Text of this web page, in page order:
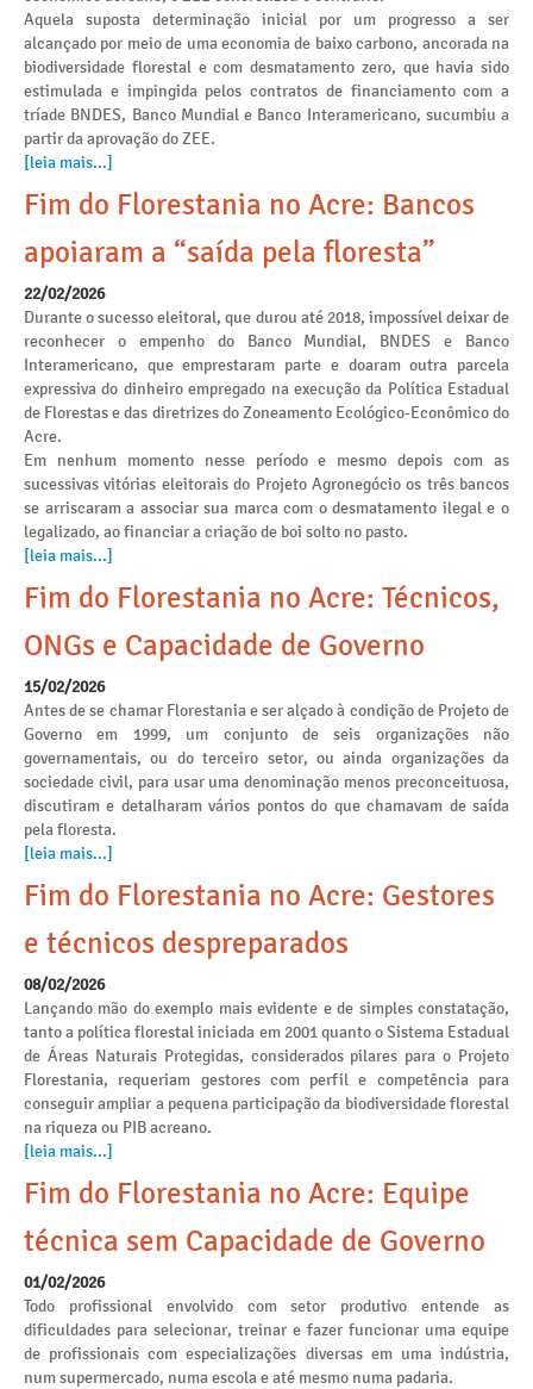
Aquela suposta determinação inicial por um progresso a ser
alcançado por meio de uma economia de baixo carbono, ancorada na
biodiversidade florestal e com desmatamento zero, que havia sido
estimulada e impingida pelos contratos de financiamento com a
tríade BNDES, Banco Mundial e Banco Interamericano, sucumbiu a
partir da aprovação do ZEE.
[leia mais...]
Fim do Florestania no Acre: Bancos
apoiaram a “saída pela floresta”
22/02/2026
Durante o sucesso eleitoral, que durou até 2018, impossível deixar de
reconhecer o empenho do Banco Mundial, BNDES e Banco
Interamericano, que emprestaram parte e doaram outra parcela
expressiva do dinheiro empregado na execução da Política Estadual
de Florestas e das diretrizes do Zoneamento Ecológico-Econômico do
Acre.
Em nenhum momento nesse período e mesmo depois com as
sucessivas vitórias eleitorais do Projeto Agronegócio os três bancos
se arriscaram a associar sua marca com o desmatamento ilegal e o
legalizado, ao financiar a criação de boi solto no pasto.
[leia mais...]
Fim do Florestania no Acre: Técnicos,
ONGs e Capacidade de Governo
15/02/2026
Antes de se chamar Florestania e ser alçado à condição de Projeto de
Governo em 1999, um conjunto de seis organizações não
governamentais, ou do terceiro setor, ou ainda organizações da
sociedade civil, para usar uma denominação menos preconceituosa,
discutiram e detalharam vários pontos do que chamavam de saída
pela floresta.
[leia mais...]
Fim do Florestania no Acre: Gestores
e técnicos despreparados
08/02/2026
Lançando mão do exemplo mais evidente e de simples constatação,
tanto a política florestal iniciada em 2001 quanto o Sistema Estadual
de Áreas Naturais Protegidas, considerados pilares para o Projeto
Florestania, requeriam gestores com perfil e competência para
conseguir ampliar a pequena participação da biodiversidade florestal
na riqueza ou PIB acreano.
[leia mais...]
Fim do Florestania no Acre: Equipe
técnica sem Capacidade de Governo
01/02/2026
Todo profissional envolvido com setor produtivo entende as
dificuldades para selecionar, treinar e fazer funcionar uma equipe
de profissionais com especializações diversas em uma indústria,
num supermercado, numa escola e até mesmo numa padaria.